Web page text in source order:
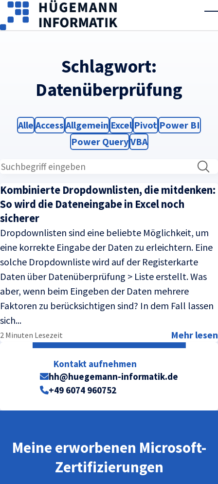
Skip to main content
Schlagwort:
Datenüberprüfung
Filter
Alle Filter
Access Filter
Allgemein Filter
Excel Filter
Pivot Filter
Power BI
Filter
Power QueryFilter
VBA
Kombinierte Dropdownlisten, die mitdenken:
So wird die Dateneingabe in Excel noch
sicherer
Dropdownlisten sind eine beliebte Möglichkeit, um
eine korrekte Eingabe der Daten zu erleichtern. Eine
solche Dropdownliste wird auf der Registerkarte
Daten über Datenüberprüfung > Liste erstellt. Was
aber, wenn beim Eingeben der Daten mehrere
Faktoren zu berücksichtigen sind? In dem Fall lassen
sich...
2 Minuten Lesezeit Mehr lesen
Kontakt aufnehmen
hh@huegemann-informatik.de
+49 6074 960752
Meine erworbenen Microsoft-
Zertifizierungen